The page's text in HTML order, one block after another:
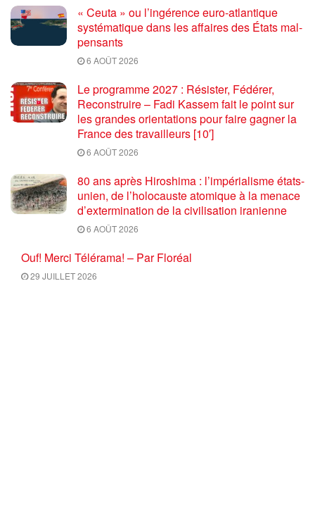
« Ceuta » ou l’ingérence euro-atlantique
systématique dans les affaires des États mal-
pensants
6 AOÛT 2026
Le programme 2027 : Résister, Fédérer,
Reconstruire – Fadi Kassem fait le point sur
les grandes orientations pour faire gagner la
France des travailleurs [10′]
6 AOÛT 2026
80 ans après Hiroshima : l’impérialisme états-
unien, de l’holocauste atomique à la menace
d’extermination de la civilisation iranienne
6 AOÛT 2026
Ouf! Merci Télérama! – Par Floréal
29 JUILLET 2026